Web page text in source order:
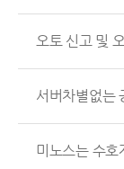
오토 신고 및
서버차별없는
미노스는 수호